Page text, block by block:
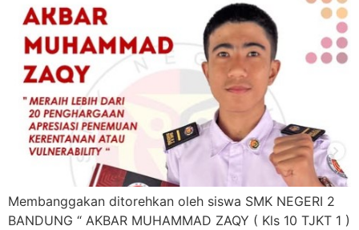
Membanggakan ditorehkan oleh siswa SMK NEGERI 2
BANDUNG “ AKBAR MUHAMMAD ZAQY ( Kls 10 TJKT 1 )